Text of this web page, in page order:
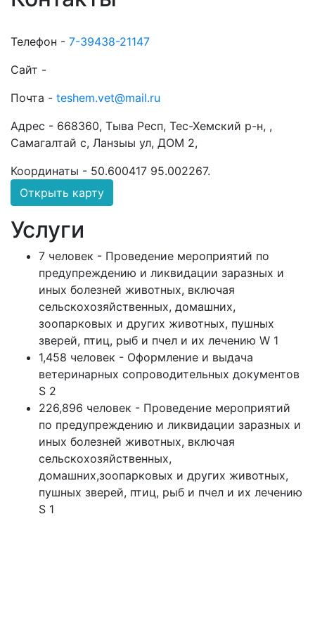
Телефон - 7-39438-21147
Сайт -
Почта - teshem.vet@mail.ru
Адрес - 668360, Тыва Респ, Тес-Хемский р-н, ,
Самагалтай с, Ланзыы ул, ДОМ 2,
Координаты - 50.600417 95.002267.
Открыть карту
Услуги
7 человек - Проведение мероприятий по
предупреждению и ликвидации заразных и
иных болезней животных, включая
сельскохозяйственных, домашних,
зоопарковых и других животных, пушных
зверей, птиц, рыб и пчел и их лечению W 1
1,458 человек - Оформление и выдача
ветеринарных сопроводительных документов
S 2
226,896 человек - Проведение мероприятий
по предупреждению и ликвидации заразных и
иных болезней животных, включая
сельскохозяйственных,
домашних,зоопарковых и других животных,
пушных зверей, птиц, рыб и пчел и их лечению
S 1